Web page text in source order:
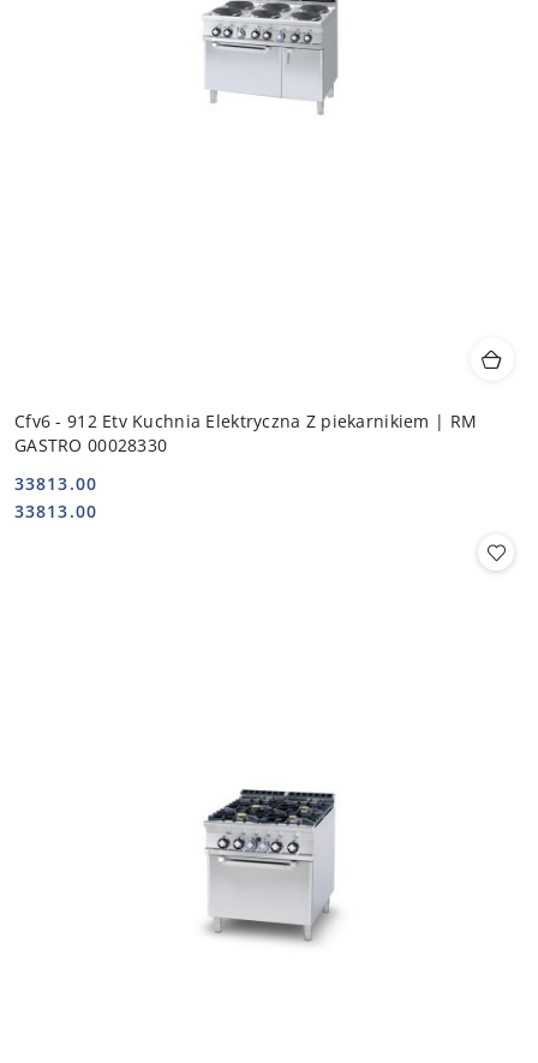
Cfv6 - 912 Etv Kuchnia Elektryczna Z piekarnikiem | RM
GASTRO 00028330
Cena:
33813.00
Cena:
33813.00